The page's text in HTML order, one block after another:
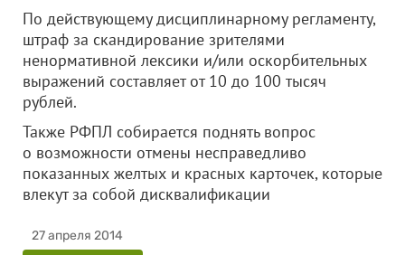
По действующему дисциплинарному регламенту,
штраф за скандирование зрителями
ненормативной лексики и/или оскорбительных
выражений составляет от 10 до 100 тысяч
рублей.
Также РФПЛ собирается поднять вопрос
о возможности отмены несправедливо
показанных желтых и красных карточек, которые
влекут за собой дисквалификации
27 апреля 2014